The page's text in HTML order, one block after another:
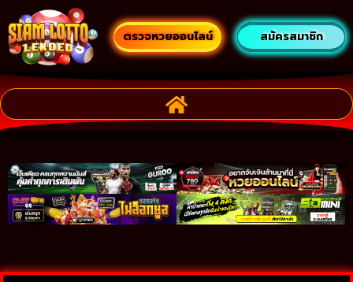
ตรวจหวยออนไลน์ สมัครสมาชิก